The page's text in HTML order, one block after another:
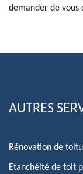
demander de vous
AUTRES
Rénovation de
Etanchéité de toit